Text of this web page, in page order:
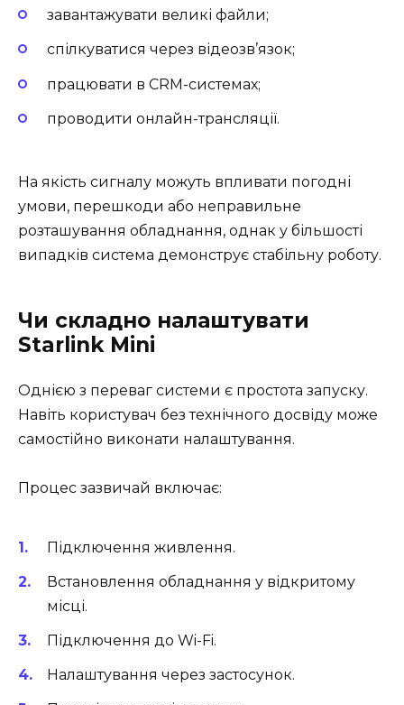
завантажувати великі файли;
спілкуватися через відеозв’язок;
працювати в CRM-системах;
проводити онлайн-трансляції.
На якість сигналу можуть впливати погодні
умови, перешкоди або неправильне
розташування обладнання, однак у більшості
випадків система демонструє стабільну роботу.
Чи складно налаштувати
Starlink Mini
Однією з переваг системи є простота запуску.
Навіть користувач без технічного досвіду може
самостійно виконати налаштування.
Процес зазвичай включає:
Підключення живлення.
Встановлення обладнання у відкритому
місці.
Підключення до Wi-Fi.
Налаштування через застосунок.